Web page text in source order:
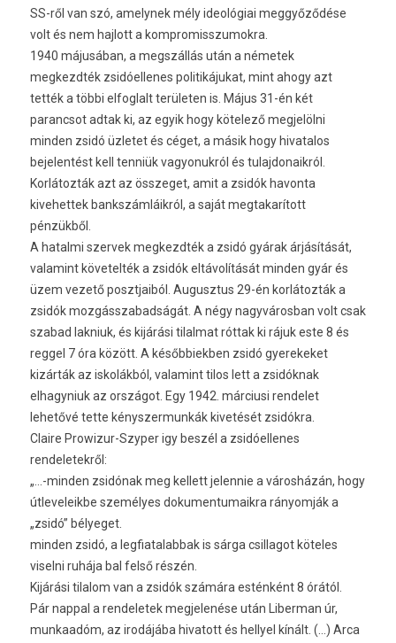
SS-ről van szó, amelynek mély ideológiai meggyőződése
volt és nem hajlott a kompromisszumokra.
1940 májusában, a megszállás után a németek
megkezdték zsidóellenes politikájukat, mint ahogy azt
tették a többi elfoglalt területen is. Május 31-én két
parancsot adtak ki, az egyik hogy kötelező megjelölni
minden zsidó üzletet és céget, a másik hogy hivatalos
bejelentést kell tenniük vagyonukról és tulajdonaikról.
Korlátozták azt az összeget, amit a zsidók havonta
kivehettek bankszámláikról, a saját megtakarított
pénzükből.
A hatalmi szervek megkezdték a zsidó gyárak árjásítását,
valamint követelték a zsidók eltávolítását minden gyár és
üzem vezető posztjaiból. Augusztus 29-én korlátozták a
zsidók mozgásszabadságát. A négy nagyvárosban volt csak
szabad lakniuk, és kijárási tilalmat róttak ki rájuk este 8 és
reggel 7 óra között. A későbbiekben zsidó gyerekeket
kizárták az iskolákból, valamint tilos lett a zsidóknak
elhagyniuk az országot. Egy 1942. márciusi rendelet
lehetővé tette kényszermunkák kivetését zsidókra.
Claire Prowizur-Szyper igy beszél a zsidóellenes
rendeletekről:
„…-minden zsidónak meg kellett jelennie a városházán, hogy
útleveleikbe személyes dokumentumaikra rányomják a
„zsidó” bélyeget.
minden zsidó, a legfiatalabbak is sárga csillagot köteles
viselni ruhája bal felső részén.
Kijárási tilalom van a zsidók számára esténként 8 órától.
Pár nappal a rendeletek megjelenése után Liberman úr,
munkaadóm, az irodájába hivatott és hellyel kínált. (…) Arca